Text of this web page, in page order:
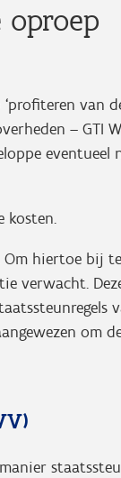
oproep
van
– GTI
eventueel
kosten.
Om hiertoe bij
verwacht.
om